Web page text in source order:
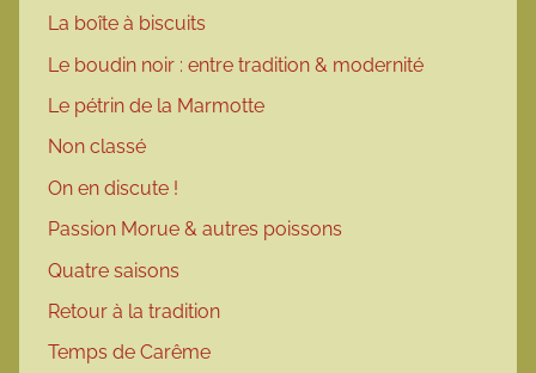
La boîte à biscuits
Le boudin noir : entre tradition & modernité
Le pétrin de la Marmotte
Non classé
On en discute !
Passion Morue & autres poissons
Quatre saisons
Retour à la tradition
Temps de Carême